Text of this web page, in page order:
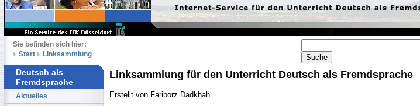
Sie befinden sich hier:
Start
Linksammlung
Deutsch als
Fremdsprache
Aktuelles
Linksammlung für den Unterricht Deutsch als Fremdsprache
Erstellt von Fariborz Dadkhah